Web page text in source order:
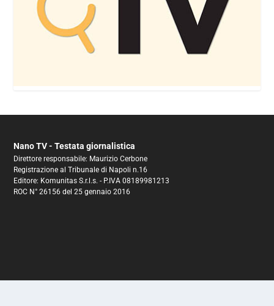
Nano TV - Testata giornalistica
Direttore responsabile: Maurizio Cerbone
Registrazione al Tribunale di Napoli n.16
Editore: Komunitas S.r.l.s. - P.IVA 08189981213
ROC N° 26156 del 25 gennaio 2016